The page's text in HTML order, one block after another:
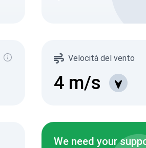
Velocità del vento
4 m/s
We need your